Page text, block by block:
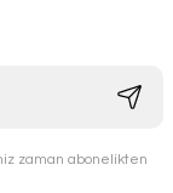
zaman abonelikten